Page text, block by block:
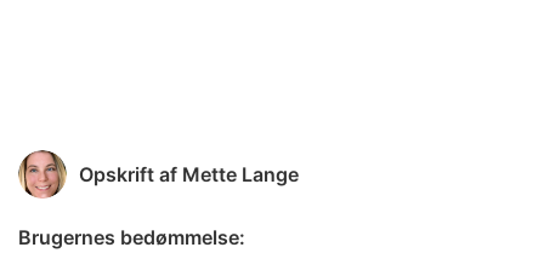
Opskrift af Mette Lange
Brugernes bedømmelse: